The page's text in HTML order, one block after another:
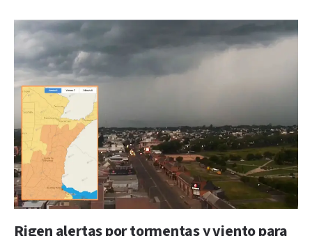
Rigen alertas por tormentas y viento para